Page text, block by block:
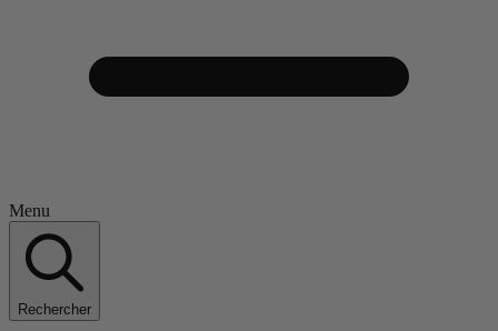
Menu
Rechercher